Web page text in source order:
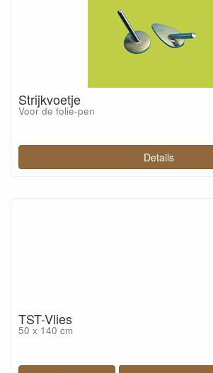
Strijkvoetje
Voor de folie-pen
Details
TST-Vlies
50 x 140 cm